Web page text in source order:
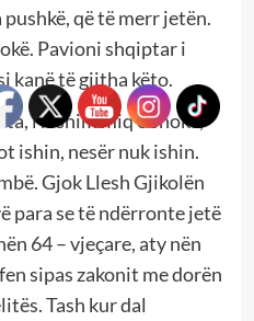
që të merr jetën.
Pavioni shqiptar i
kanë të gjitha këto.
i kishim miq e shokë,
ishin, nesër nuk ishin.
Gjok Llesh Gjikolën
para se të ndërronte jetë
64 – vjeçare, aty nën
sipas zakonit me dorën
Tash kur dal